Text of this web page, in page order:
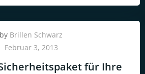
by Brillen Schwarz
Februar 3, 2013
für Ihre